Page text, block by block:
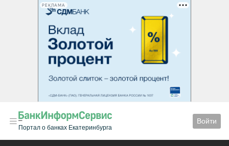
РЕКЛАМА
Портал о банках Екатеринбурга
Войти